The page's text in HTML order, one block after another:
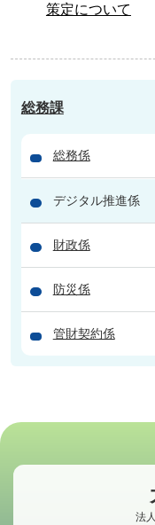
策定について
総務課
総務係
デジタル推進係
財政係
防災係
管財契約係
法